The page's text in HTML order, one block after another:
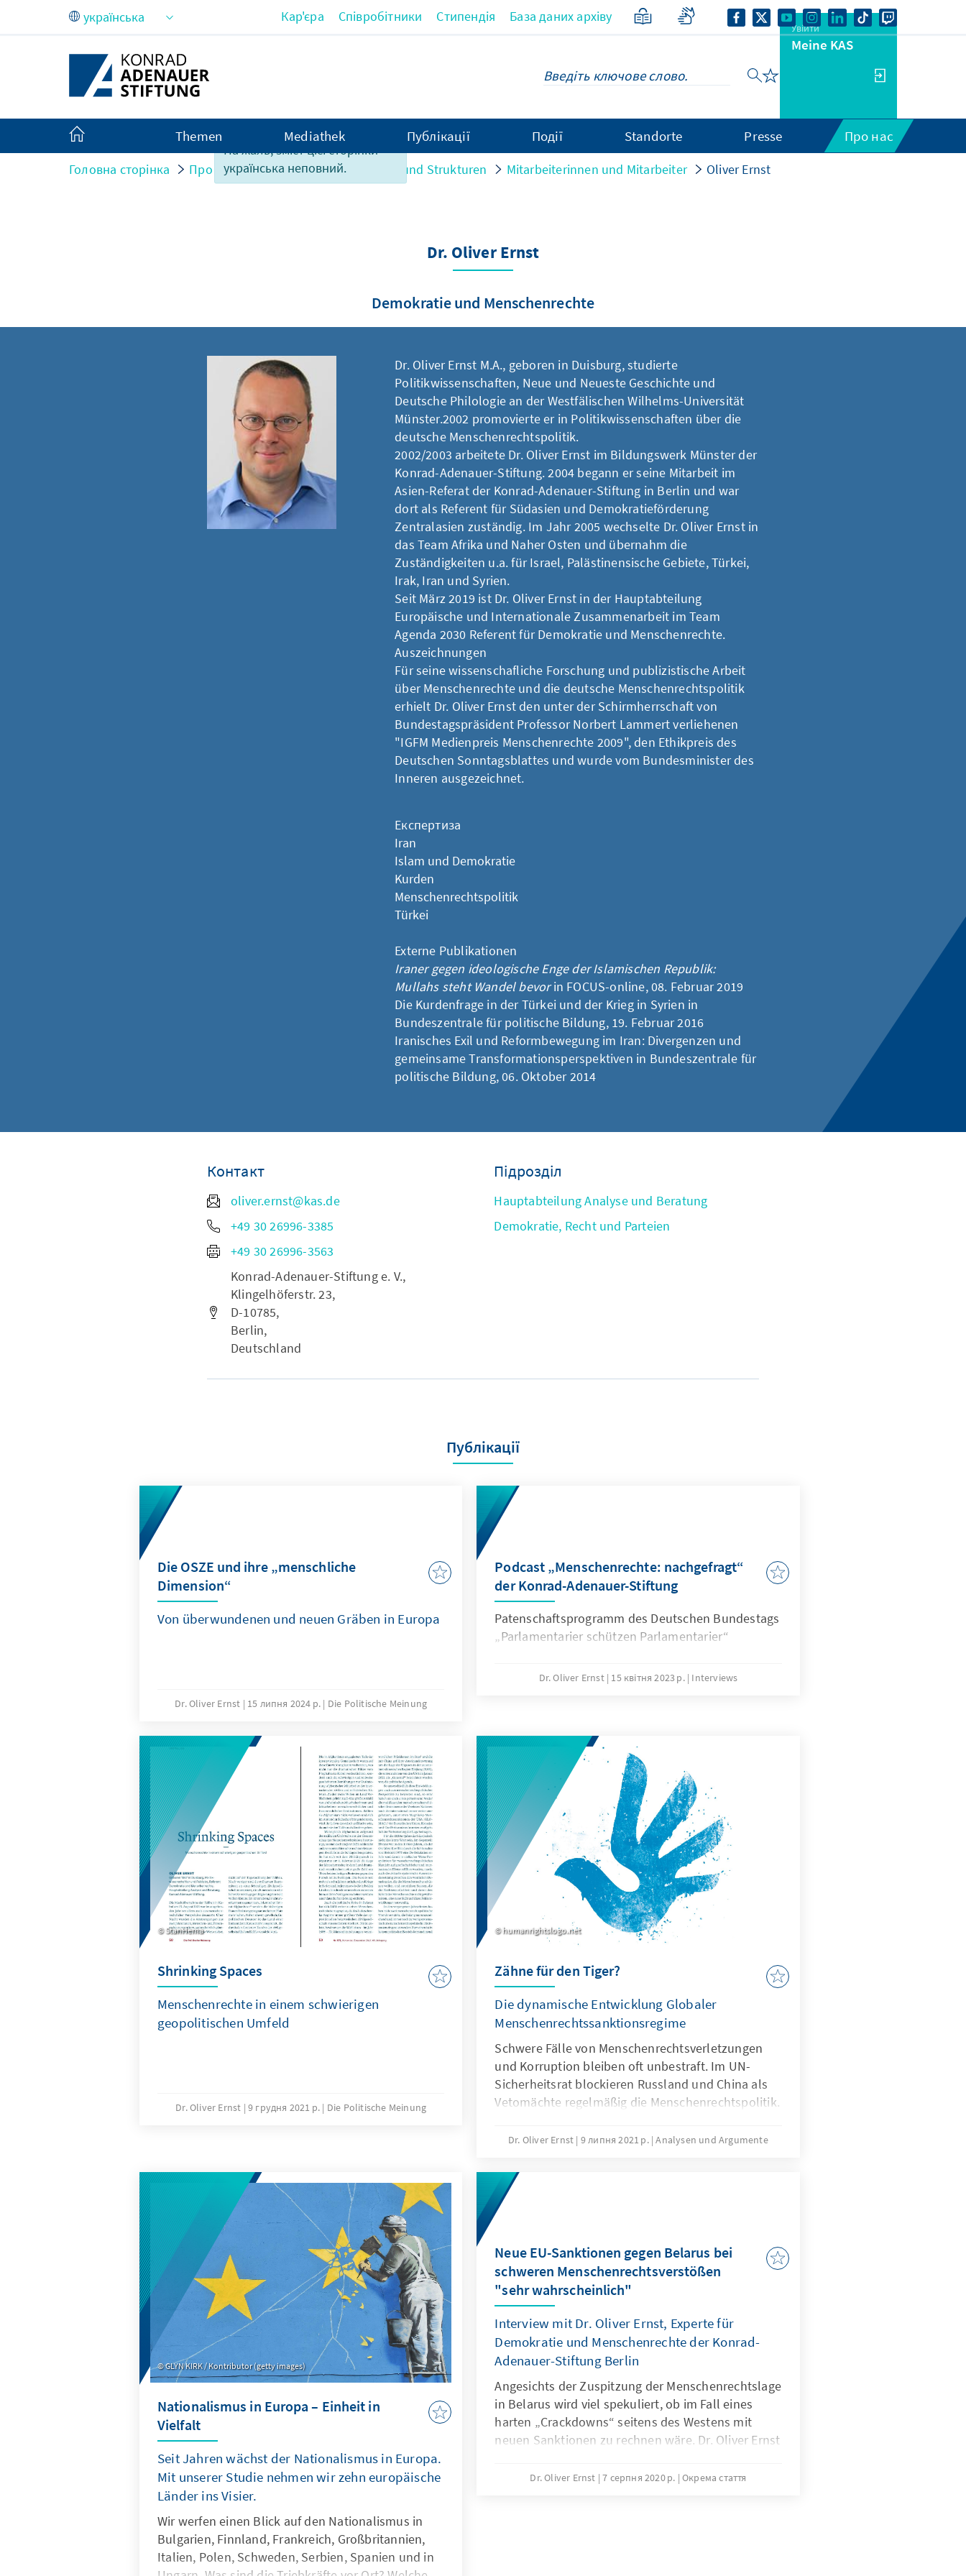
Skip to Main Content
На жаль, зміст цієї сторінки
українська неповний.
Кар'єра Співробітники Стипендія База даних архіву
Увійти
Meine KAS
Themen Mediathek Публікації Події Standorte Presse Про нас
Головна сторінка Про нас Organisation Personen und Strukturen Mitarbeiterinnen und Mitarbeiter Oliver Ernst
Dr. Oliver Ernst
Demokratie und Menschenrechte
Dr. Oliver Ernst M.A., geboren in Duisburg, studierte
Politikwissenschaften, Neue und Neueste Geschichte und
Deutsche Philologie an der Westfälischen Wilhelms-Universität
Münster.2002 promovierte er in Politikwissenschaften über die
deutsche Menschenrechtspolitik.
2002/2003 arbeitete Dr. Oliver Ernst im Bildungswerk Münster der
Konrad-Adenauer-Stiftung. 2004 begann er seine Mitarbeit im
Asien-Referat der Konrad-Adenauer-Stiftung in Berlin und war
dort als Referent für Südasien und Demokratieförderung
Zentralasien zuständig. Im Jahr 2005 wechselte Dr. Oliver Ernst in
das Team Afrika und Naher Osten und übernahm die
Zuständigkeiten u.a. für Israel, Palästinensische Gebiete, Türkei,
Irak, Iran und Syrien.
Seit März 2019 ist Dr. Oliver Ernst in der Hauptabteilung
Europäische und Internationale Zusammenarbeit im Team
Agenda 2030 Referent für Demokratie und Menschenrechte.
Auszeichnungen
Für seine wissenschafliche Forschung und publizistische Arbeit
über Menschenrechte und die deutsche Menschenrechtspolitik
erhielt Dr. Oliver Ernst den unter der Schirmherrschaft von
Bundestagspräsident Professor Norbert Lammert verliehenen
"IGFM Medienpreis Menschenrechte 2009", den Ethikpreis des
Deutschen Sonntagsblattes und wurde vom Bundesminister des
Inneren ausgezeichnet.
Експертиза
Iran
Islam und Demokratie
Kurden
Menschenrechtspolitik
Türkei
Externe Publikationen
Iraner gegen ideologische Enge der Islamischen Republik:
Mullahs steht Wandel bevorin FOCUS-online, 08. Februar 2019
Die Kurdenfrage in der Türkei und der Krieg in Syrien in
Bundeszentrale für politische Bildung, 19. Februar 2016
Iranisches Exil und Reformbewegung im Iran: Divergenzen und
gemeinsame Transformationsperspektiven in Bundeszentrale für
politische Bildung, 06. Oktober 2014
Контакт
oliver.ernst@kas.de
+49 30 26996-3385
+49 30 26996-3563
Konrad-Adenauer-Stiftung e. V.,
Klingelhöferstr. 23,
D-10785,
Berlin,
Deutschland
Підрозділ
Hauptabteilung Analyse und Beratung
Demokratie, Recht und Parteien
Публікації
Die OSZE und ihre „menschliche
Dimension“
Von überwundenen und neuen Gräben in Europa
Dr. Oliver Ernst 15 липня 2024 р. Die Politische Meinung
Podcast „Menschenrechte: nachgefragt“
der Konrad-Adenauer-Stiftung
Patenschaftsprogramm des Deutschen Bundestags
„Parlamentarier schützen Parlamentarier“
Dr. Oliver Ernst 15 квітня 2023 р. Interviews
StanHema
Shrinking Spaces
Menschenrechte in einem schwierigen
geopolitischen Umfeld
Dr. Oliver Ernst 9 грудня 2021 р. Die Politische Meinung
humanrightslogo.net
Zähne für den Tiger?
Die dynamische Entwicklung Globaler
Menschenrechtssanktionsregime
Schwere Fälle von Menschenrechtsverletzungen
und Korruption bleiben oft unbestraft. Im UN-
Sicherheitsrat blockieren Russland und China als
Vetomächte regelmäßig die Menschenrechtspolitik.
jetzt Sanktionsregime verabschiedet, die gezielt
angewendet werden können, um der Straflosigkeit
entgegenzuwirken. Nun stehen die Ausweitung
und Koordinierung dieser horizontalen Sanktionen
Dr. Oliver Ernst 9 липня 2021 р. Analysen und Argumente
GLYN KIRK / Kontributor (getty images)
Nationalismus in Europa – Einheit in
Vielfalt
Seit Jahren wächst der Nationalismus in Europa.
Mit unserer Studie nehmen wir zehn europäische
Länder ins Visier.
Wir werfen einen Blick auf den Nationalismus in
Bulgarien, Finnland, Frankreich, Großbritannien,
Italien, Polen, Schweden, Serbien, Spanien und in
Neue EU-Sanktionen gegen Belarus bei
schweren Menschenrechtsverstößen
"sehr wahrscheinlich"
Interview mit Dr. Oliver Ernst, Experte für
Demokratie und Menschenrechte der Konrad-
Adenauer-Stiftung Berlin
Angesichts der Zuspitzung der Menschenrechtslage
in Belarus wird viel spekuliert, ob im Fall eines
harten „Crackdowns“ seitens des Westens mit
neuen Sanktionen zu rechnen wäre. Dr. Oliver Ernst
wäre - und kommt zu einem klaren Ergebnis
Dr. Oliver Ernst 7 серпня 2020 р. Окрема стаття